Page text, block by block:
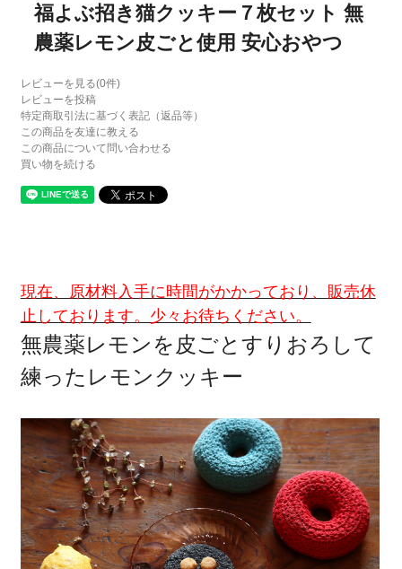
福よぶ招き猫クッキー７枚セット 無
農薬レモン皮ごと使用 安心おやつ
レビューを見る(0件)
レビューを投稿
特定商取引法に基づく表記（返品等）
この商品を友達に教える
この商品について問い合わせる
買い物を続ける
現在、原材料入手に時間がかかっており、販売休
止しております。少々お待ちください。
無農薬レモンを皮ごとすりおろして
練ったレモンクッキー